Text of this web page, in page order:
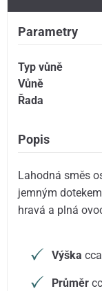
Parametry
Typ vůně
Vůně
Řada
Popis
Lahodná směs
jemným
hravá a plná
Výška
Průměr